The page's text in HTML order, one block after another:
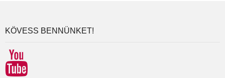
KÖVESS BENNÜNKET!